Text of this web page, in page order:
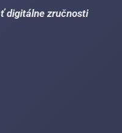
digitálne zručnosti